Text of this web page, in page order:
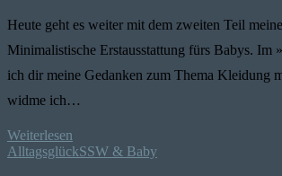
Heute geht es weiter mit dem zweiten Teil
Minimalistische Erstausstattung fürs Babys. Im
ich dir meine Gedanken zum Thema Kleidung
widme ich…
Weiterlesen
AlltagsglückSSW & Baby